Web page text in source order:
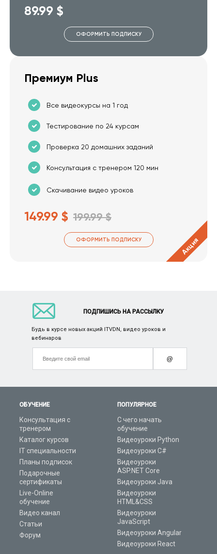
89.99 $
ОФОРМИТЬ ПОДПИСКУ
Премиум Plus
Все видеокурсы на 1 год
Тестирование по 24 курсам
Проверка 20 домашних заданий
Консультация с тренером 120 мин
Скачивание видео уроков
149.99 $ 199.99 $
ОФОРМИТЬ ПОДПИСКУ Акция
ОБУЧЕНИЕ
Консультация с
тренером
Каталог курсов
IT специальности
Планы подписок
Подарочные
сертификаты
Live-Online
обучение
Видео канал
Статьи
Форум
ПОПУЛЯРНОЕ
С чего начать
обучение
Видеоуроки Python
Видеоуроки C#
Видеоуроки
ASP.NET Core
Видеоуроки Java
Видеоуроки
HTML&CSS
Видеоуроки
JavaScript
Видеоуроки Angular
Видеоуроки React
ПОДПИШИСЬ НА РАССЫЛКУ
Будь в курсе новых акций ITVDN, видео уроков и
вебинаров
@